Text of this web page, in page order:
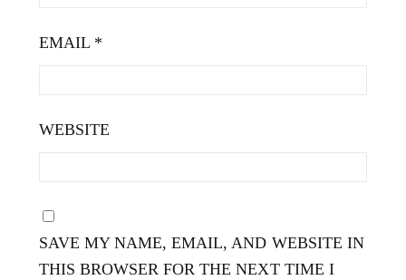
EMAIL *
WEBSITE
SAVE MY NAME, EMAIL, AND WEBSITE IN
THIS BROWSER FOR THE NEXT TIME I